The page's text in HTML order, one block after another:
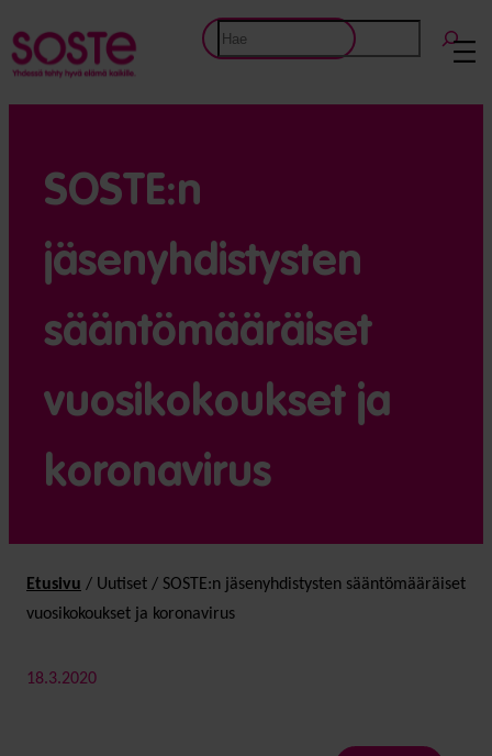
Etsi
SOSTE:n
jäsenyhdistysten
sääntömääräiset
vuosikokoukset ja
koronavirus
Etusivu / Uutiset / SOSTE:n jäsenyhdistysten sääntömääräiset
vuosikokoukset ja koronavirus
18.3.2020